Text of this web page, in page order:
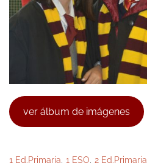
ver álbum de imágenes
1 Ed.Primaria, 1 ESO, 2 Ed.Primaria